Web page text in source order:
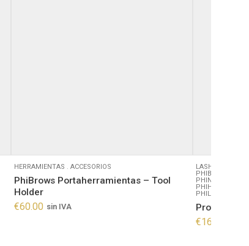
HERRAMIENTAS . ACCESORIOS
PhiBrows Portaherramientas – Tool
Holder
€60.00 sin IVA
LASHES LIFTING
PHIBROWS
PHINJECTION
PHIHENNA
PHILINGS
Protective
€16.50